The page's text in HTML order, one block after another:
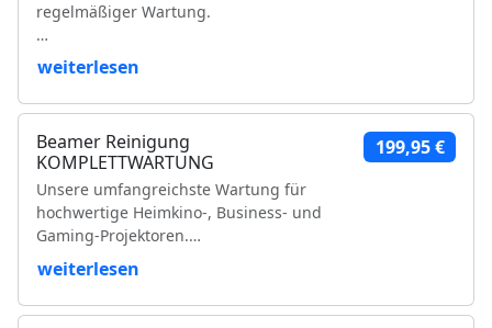
regelmäßiger Wartung.
Leistungsumfang:
Reinigung der Luftfilter und Gehäuseteile
Reinigung der Kühlkörper
Objektivreinigung
Entfernung loser Staubablagerungen im
Geräteinneren
Prüfung der Bildqualität
Funktionsprüfung
weiterlesen
Beamer Reinigung
KOMPLETTWARTUNG
Unsere umfangreichste Wartung für
hochwertige Heimkino-, Business- und
Gaming-Projektoren.
Leistungsumfang:
weiterlesen
199,95 €